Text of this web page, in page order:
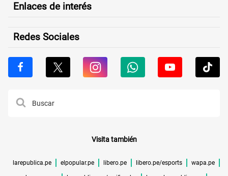
Enlaces de interés
Redes Sociales
Visita también
larepublica.pe elpopular.pe libero.pe libero.pe/esports wapa.pe